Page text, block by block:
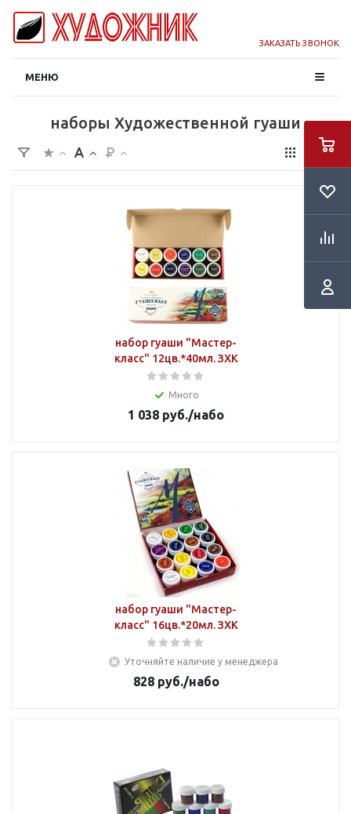
ЗАКАЗАТЬ ЗВОНОК
МЕНЮ
наборы Художественной гуаши
набор гуаши "Мастер-
класс" 12цв.*40мл. ЗХК
Много
1 038 руб./набо
набор гуаши "Мастер-
класс" 16цв.*20мл. ЗХК
Уточняйте наличие у менеджера
828руб./набо